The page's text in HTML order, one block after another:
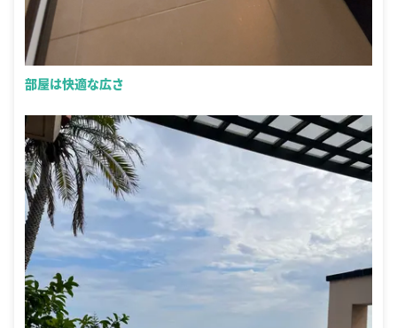
部屋は快適な広さ